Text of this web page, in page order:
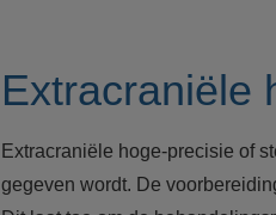
Extracraniële
Extracraniële hoge-precisie of
gegeven wordt. De